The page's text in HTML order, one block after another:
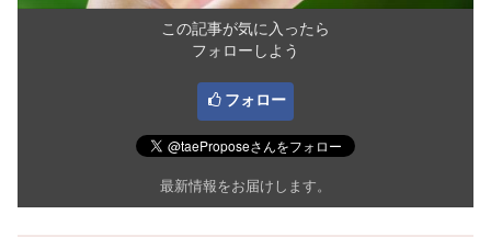
この記事が気に入ったら
フォローしよう
フォロー
最新情報をお届けします。